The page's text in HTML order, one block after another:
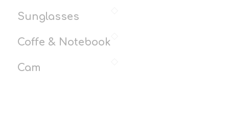
Sunglasses
Coffe & Notebook
Cam